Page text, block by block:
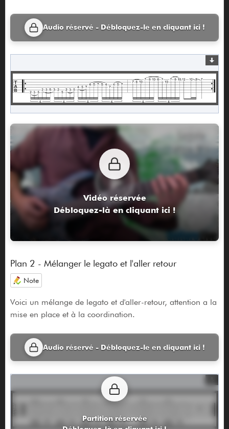
Audio réservé - Débloquez-le en cliquant ici !
Vidéo réservée
Débloquez-là en cliquant ici !
Plan 2 - Mélanger le legato et l'aller retour
Note
Voici un mélange de legato et d'aller-retour, attention a la
mise en place et à la coordination.
Audio réservé - Débloquez-le en cliquant ici !
Partition réservée